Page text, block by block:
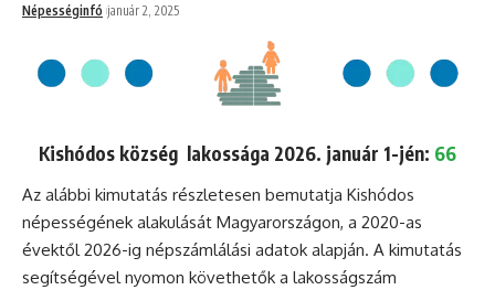
Népességinfó január 2, 2025
Kishódos község lakossága 2026. január 1-jén: 66
Az alábbi kimutatás részletesen bemutatja Kishódos
népességének alakulását Magyarországon, a 2020-as
évektől 2026-ig népszámlálási adatok alapján. A kimutatás
segítségével nyomon követhetők a lakosságszám